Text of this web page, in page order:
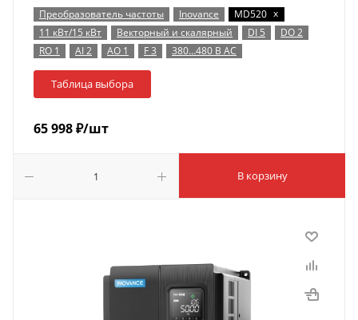
Преобразователь частоты Inovance MD520 x
11 кВт/15 кВт
Векторный и скалярный DI 5
DO 2
RO 1
AI 2 AO 1 F 3 380…480 В AC
Таблица выбора
65 998₽/шт
В корзину